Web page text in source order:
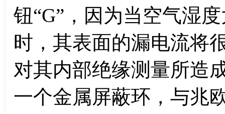
钮“G”，因为当空气湿
时，其表面的漏电流将
对其内部绝缘测量所造
一个金属屏蔽环，与兆